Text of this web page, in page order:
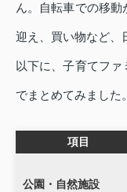
ん。自転車での移
迎え、買い物など、
以下に、子育てフ
でまとめてみました。
項目
公園・自然施設